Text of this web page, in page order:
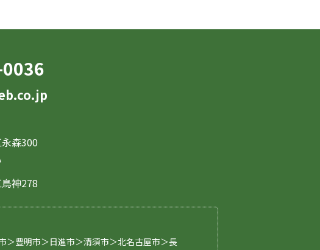
森300
神278
＞豊明市＞日進市＞清須市＞北名古屋市＞長